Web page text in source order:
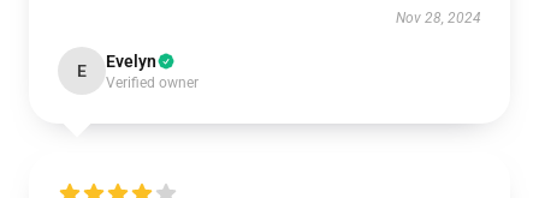
Nov 28, 2024
E Evelyn
Verified owner